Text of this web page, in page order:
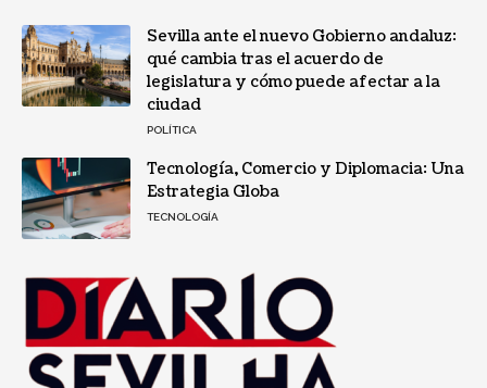
Sevilla ante el nuevo Gobierno andaluz:
qué cambia tras el acuerdo de
legislatura y cómo puede afectar a la
ciudad
POLÍTICA
Tecnología, Comercio y Diplomacia: Una
Estrategia Globa
TECNOLOGÍA